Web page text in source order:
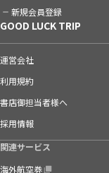
新規会員登録
GOOD LUCK TRIP
運営会社
利用規約
書店御担当者様へ
採用情報
関連サービス
海外航空券